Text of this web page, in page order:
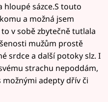
hloupé sázce.S touto
a možná jsem
v sobě zbytečně tutlala
mužům prostě
srdce a další potoky slz. I
strachu nepoddám,
adepty dřív či